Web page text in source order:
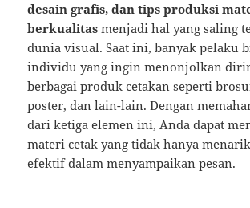
desain grafis, dan tips produksi
berkualitas menjadi hal yang saling
dunia visual. Saat ini, banyak pelaku
individu yang ingin menonjolkan
berbagai produk cetakan seperti
poster, dan lain-lain. Dengan
dari ketiga elemen ini, Anda dapat
materi cetak yang tidak hanya
efektif dalam menyampaikan pesan.